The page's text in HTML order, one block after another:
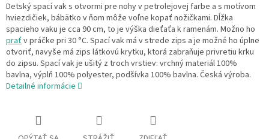
Detský spací vak s otvormi pre nohy v petrolejovej farbe a s motívom
hviezdičiek, bábätko v ňom môže voľne kopať nožičkami. Dĺžka
spacieho vaku je cca 90 cm, to je výška dieťaťa k ramenám. Možno ho
praťv práčke pri 30 °C. Spací vak má v strede zips a je možné ho úplne
otvoriť, navyše má zips látkovú krytku, ktorá zabraňuje privretiu krku
do zipsu. Spací vak je ušitý z troch vrstiev: vrchný materiál 100%
bavlna, výplň 100% polyester, podšívka 100% bavlna. Česká výroba.
Detailné informácie